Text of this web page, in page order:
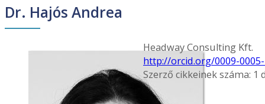
Dr. Hajós Andrea
Headway Consulting Kft.
http://orcid.org/0009-
Szerző cikkeinek száma: 1